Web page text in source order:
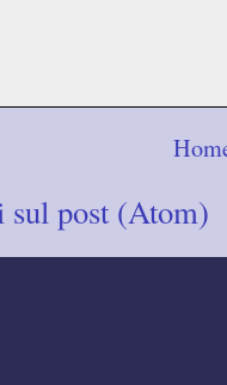
sul post (Atom)